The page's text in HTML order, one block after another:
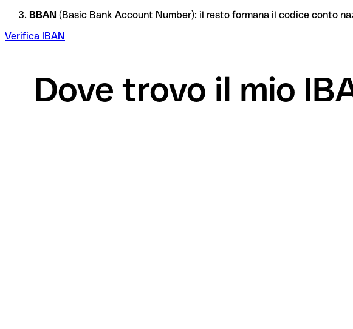
BBAN (Basic Bank Account Number): il resto formana il codice conto
Verifica IBAN
Dove trovo il mio